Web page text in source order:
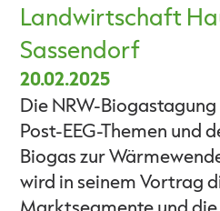
Landwirtschaft
Sassendorf
20.02.2025
Die NRW-
Post-EEG-Themen und
Biogas zur
wird in seinem Vortrag